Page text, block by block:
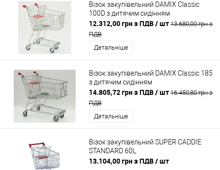
Візок закупівельний DAMIX Classic
100D з дитячим сидінням
12.312,00 грн з ПДВ/ шт 13.680,00 грн з
ПДВ
Детальніше
Візок закупівельний DAMIX Classic 185
з дитячим сидінням
14.805,72 грн з ПДВ/ шт 16.450,80 грн з
ПДВ
Детальніше
Візок закупівельний SUPER CADDIE
STANDARD 60L
13.104,00 грн з ПДВ/ шт